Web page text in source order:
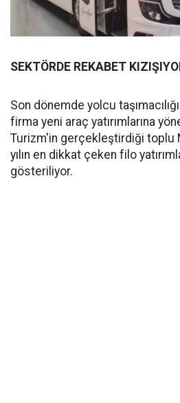
SEKTÖRDE REKABET
Son dönemde yolcu
firma yeni araç yatırımlarına
Turizm'in gerçekleştirdiği toplu
yılın en dikkat çeken filo
gösteriliyor.